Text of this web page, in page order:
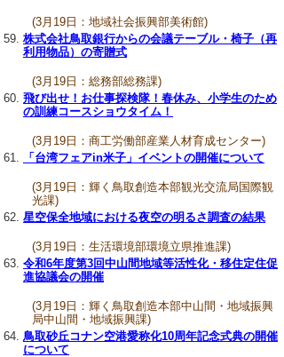
(3月19日：地域社会振興部美術館)
株式会社鳥取銀行からの会議テーブル・椅子（再
利用物品）の寄贈式
(3月19日：総務部総務課)
飛び出せ！お仕事探検隊！春休み、小学生のため
の訓練コースショウタイム！
(3月19日：商工労働部産業人材育成センター)
「台湾フェアin米子」イベントの開催について
(3月19日：輝く鳥取創造本部観光交流局国際観
光課)
星空保全地域における夜空の明るさ調査の結果
(3月19日：生活環境部環境立県推進課)
令和6年度第3回中山間地域等活性化・移住定住促
進協議会の開催
(3月19日：輝く鳥取創造本部中山間・地域振興
局中山間・地域振興課)
鳥取砂丘コナン空港愛称化10周年記念式典の開催
について